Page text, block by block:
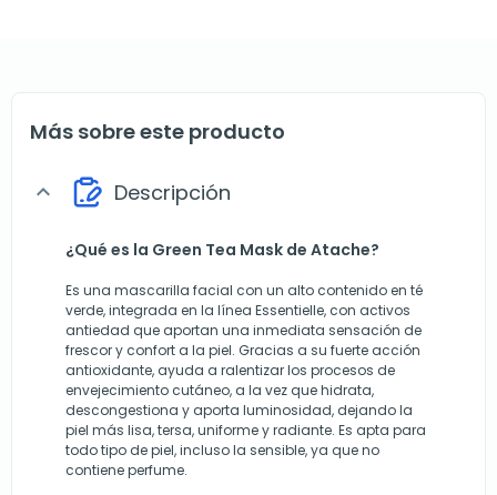
Más sobre este producto
expand_more Descripción
¿Qué es la Green Tea Mask de Atache?
Es una mascarilla facial con un alto contenido en té
verde, integrada en la línea Essentielle, con activos
antiedad que aportan una inmediata sensación de
frescor y confort a la piel. Gracias a su fuerte acción
antioxidante, ayuda a ralentizar los procesos de
envejecimiento cutáneo, a la vez que hidrata,
descongestiona y aporta luminosidad, dejando la
piel más lisa, tersa, uniforme y radiante. Es apta para
todo tipo de piel, incluso la sensible, ya que no
contiene perfume.